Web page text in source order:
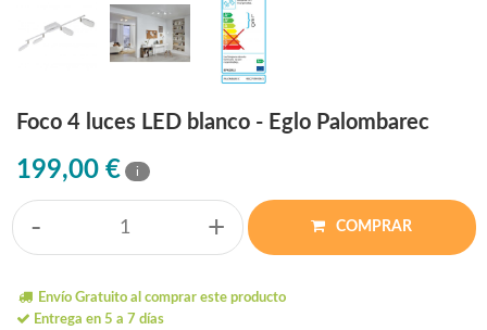
Foco 4 luces LED blanco - Eglo Palombarec
199,00 € i
- + COMPRAR
Envío Gratuito al comprar este producto
Entrega en 5 a 7 días